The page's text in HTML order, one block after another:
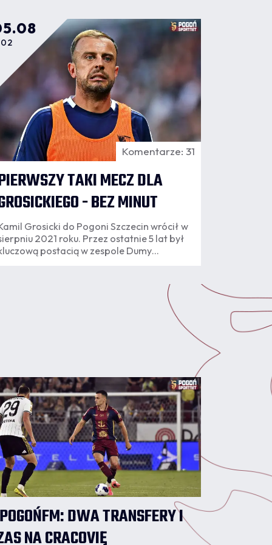
Komentarze: 31
TAKI MECZ DLA
- BEZ MINUT
Grosicki do Pogoni Szczecin wrócił w
2021 roku. Przez ostatnie 5 lat był
postacią w zespole Dumy
poniedziałkowym meczu nie pojawił się
DWA TRANSFERY I
NA CRACOVIĘ